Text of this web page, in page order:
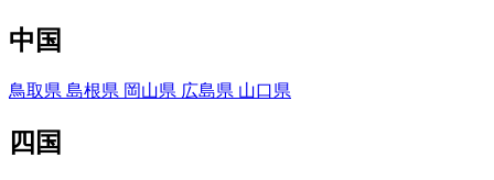
中国
鳥取県 島根県 岡山県 広島県 山口県
四国